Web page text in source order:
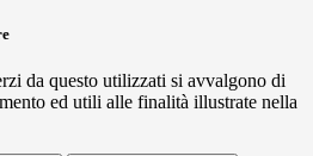
da questo utilizzati si avvalgono di
ed utili alle finalità illustrate nella